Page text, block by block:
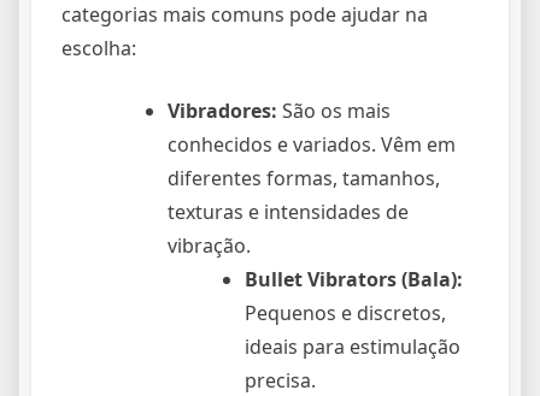
categorias mais comuns pode ajudar na
escolha:
Vibradores: São os mais
conhecidos e variados. Vêm em
diferentes formas, tamanhos,
texturas e intensidades de
vibração.
Bullet Vibrators (Bala):
Pequenos e discretos,
ideais para estimulação
precisa.